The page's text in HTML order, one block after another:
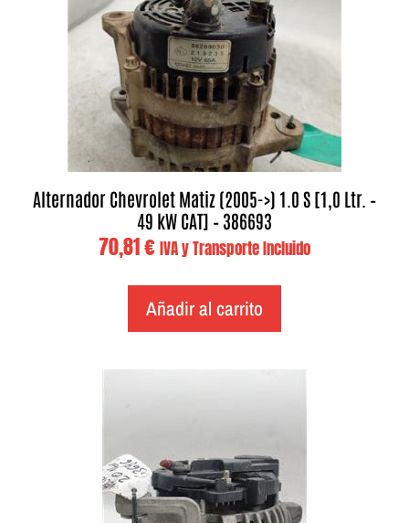
Alternador Chevrolet Matiz (2005->) 1.0 S [1,0 Ltr. –
49 kW CAT] – 386693
70,81€ IVA y Transporte Incluido
Añadir al carrito